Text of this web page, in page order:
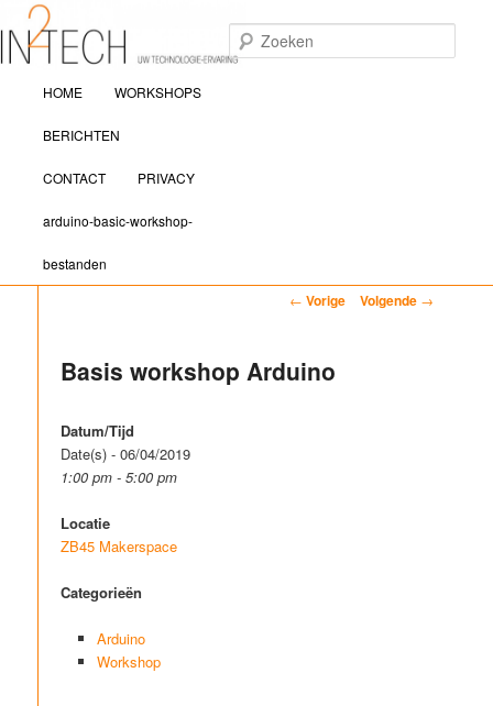
IN2TECH
Spring naar de primaire inhoud
Spring naar de secundaire inhoud
HOME WORKSHOPS
BERICHTEN
CONTACT PRIVACY
arduino-basic-workshop-
bestanden
Bericht navigatie
← Vorige Volgende →
Basis workshop Arduino
Datum/Tijd
Date(s) - 06/04/2019
1:00 pm - 5:00 pm
Locatie
ZB45 Makerspace
Categorieën
Arduino
Workshop